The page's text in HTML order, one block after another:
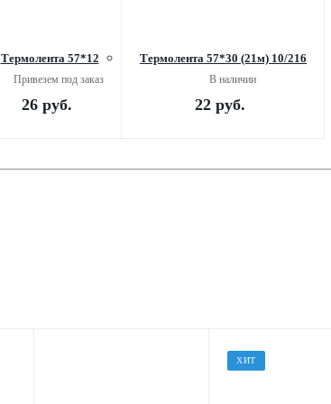
Термолента 57*12
Привезем под заказ
26руб.
Термолента 57*30 (21м) 10/216
В наличии
22 руб.
ХИТ